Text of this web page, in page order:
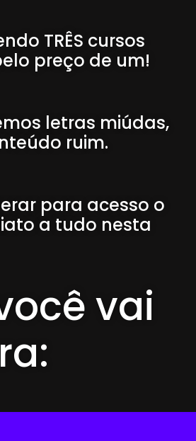
TRÊS cursos
preço de um!
letras miúdas,
ruim.
para acesso o
a tudo nesta
vai